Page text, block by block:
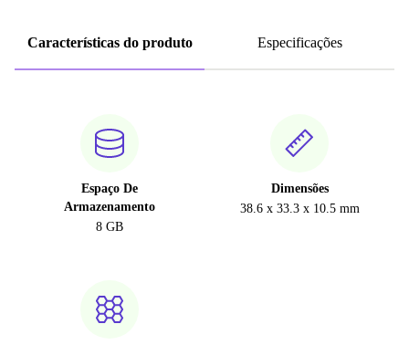
Características do produto Especificações
Espaço De
Armazenamento
8 GB
Dimensões
38.6 x 33.3 x 10.5 mm